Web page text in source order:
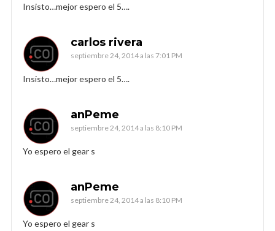
Insisto…mejor espero el 5….
carlos rivera
septiembre 24, 2014 a las 7:01 PM
Insisto…mejor espero el 5….
anPeme
septiembre 24, 2014 a las 8:10 PM
Yo espero el gear s
anPeme
septiembre 24, 2014 a las 8:10 PM
Yo espero el gear s